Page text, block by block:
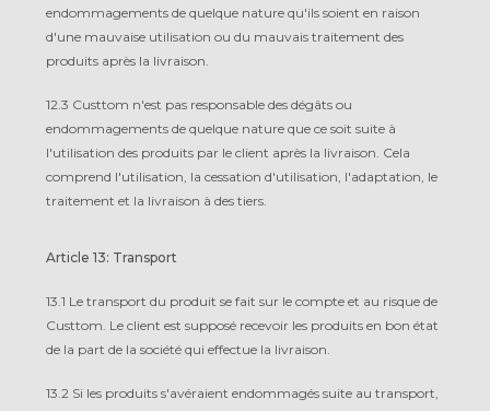
endommagements de quelque nature qu'ils soient en raison
d'une mauvaise utilisation ou du mauvais traitement des
produits après la livraison.
12.3 Custtom n'est pas responsable des dégâts ou
endommagements de quelque nature que ce soit suite à
l'utilisation des produits par le client après la livraison. Cela
comprend l'utilisation, la cessation d'utilisation, l'adaptation, le
traitement et la livraison à des tiers.
Article 13: Transport
13.1 Le transport du produit se fait sur le compte et au risque de
Custtom. Le client est supposé recevoir les produits en bon état
de la part de la société qui effectue la livraison.
13.2 Si les produits s'avéraient endommagés suite au transport,